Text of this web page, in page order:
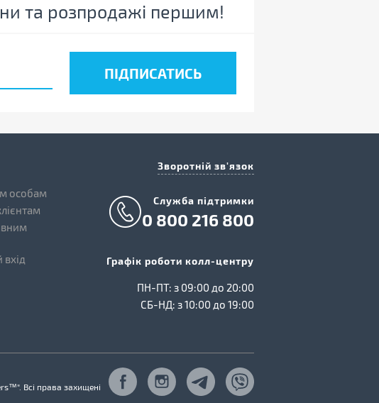
та розпродажі першим!
особам
Зворотній зв'язок
Cлужба підтримки
0 800 216 800
Графік роботи колл-центру
ПН-ПТ: з 09:00 до 20:00
СБ-НД: з 10:00 до 19:00
Всі права захищені